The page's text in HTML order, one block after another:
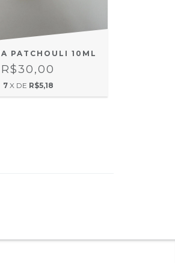
PATCHOULI 10ML
R$30,00
7 X DE R$5,18